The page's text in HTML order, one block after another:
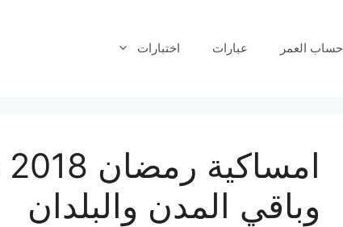
حساب العمر عبارات اختبارات
وباقي المدن والبلدان